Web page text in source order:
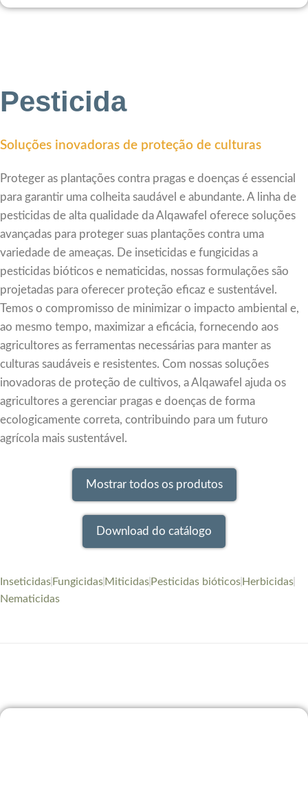
Pesticida
Soluções inovadoras de proteção de culturas
Proteger as plantações contra pragas e doenças é essencial
para garantir uma colheita saudável e abundante. A linha de
pesticidas de alta qualidade da Alqawafel oferece soluções
avançadas para proteger suas plantações contra uma
variedade de ameaças. De inseticidas e fungicidas a
pesticidas bióticos e nematicidas, nossas formulações são
projetadas para oferecer proteção eficaz e sustentável.
Temos o compromisso de minimizar o impacto ambiental e,
ao mesmo tempo, maximizar a eficácia, fornecendo aos
agricultores as ferramentas necessárias para manter as
culturas saudáveis e resistentes. Com nossas soluções
inovadoras de proteção de cultivos, a Alqawafel ajuda os
agricultores a gerenciar pragas e doenças de forma
ecologicamente correta, contribuindo para um futuro
agrícola mais sustentável.
Mostrar todos os produtos
Download do catálogo
Inseticidas Fungicidas Miticidas Pesticidas bióticos Herbicidas
Nematicidas